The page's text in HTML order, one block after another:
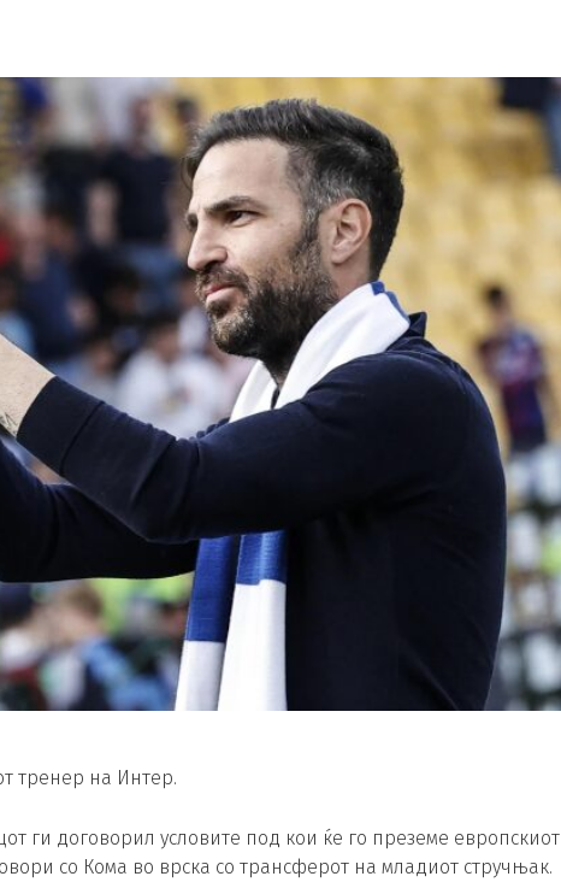
тренер на Интер.
ги договорил условите под кои ќе го преземе европскиот
со Кома во врска со трансферот на младиот стручњак.